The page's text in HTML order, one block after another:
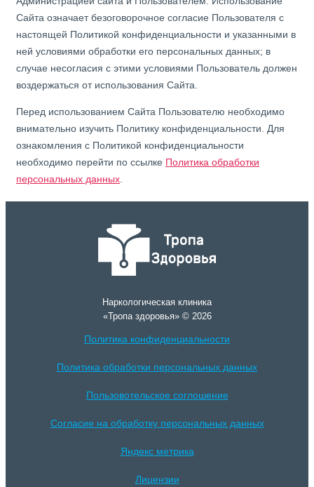
Сайта означает безоговорочное согласие Пользователя с
настоящей Политикой конфиденциальности и указанными в
ней условиями обработки его персональных данных; в
случае несогласия с этими условиями Пользователь должен
воздержаться от использования Сайта.
Перед использованием Сайта Пользователю необходимо
внимательно изучить Политику конфиденциальности. Для
ознакомления с Политикой конфиденциальности
необходимо перейти по ссылке Политика обработки
персональных данных
Наркологическая клиника
«Тропа здоровья» © 2026
Политика конфиденциальности
Политика обработки персональных данных
Пользовотельское соглошение
Согласие на обработку персональных данных
Яндекс метрика
Лицензии